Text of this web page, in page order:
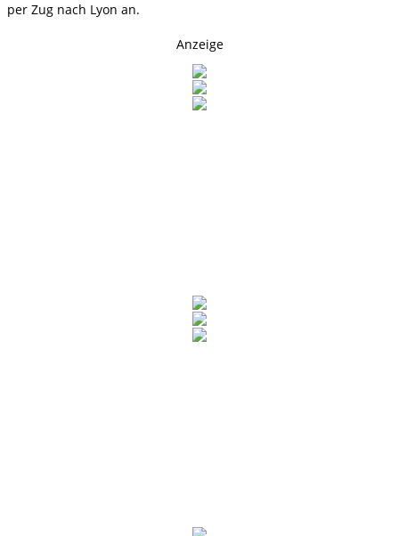
per Zug nach Lyon an.
Anzeige